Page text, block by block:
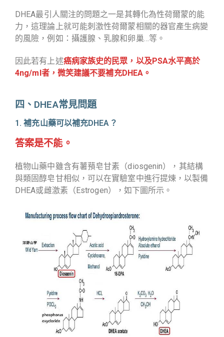
DHEA最引人關注的問題之一是其轉化為性荷爾蒙的能
力，這理論上就可能刺激性荷爾蒙相關的器官產生病變
的風險，例如：攝護腺、乳腺和卵巢…等。
因此若有上述癌病家族史的民眾，以及PSA水平高於
4ng/ml者，微笑建議不要補充DHEA。
四、DHEA常見問題
1. 補充山藥可以補充DHEA？
答案是不能。
植物山藥中雖含有薯蕷皂甘素（diosgenin），其結構
與類固醇皂甘相似，可以在實驗室中進行提煉，以製備
DHEA或雌激素（Estrogen），如下圖所示。